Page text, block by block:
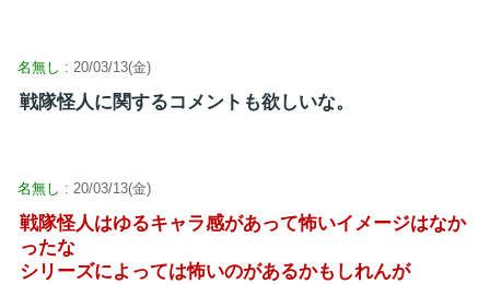
名無し : 20/03/13(金)
戦隊怪人に関するコメントも欲しいな。
名無し : 20/03/13(金)
戦隊怪人はゆるキャラ感があって怖いイメージはなか
ったな
シリーズによっては怖いのがあるかもしれんが